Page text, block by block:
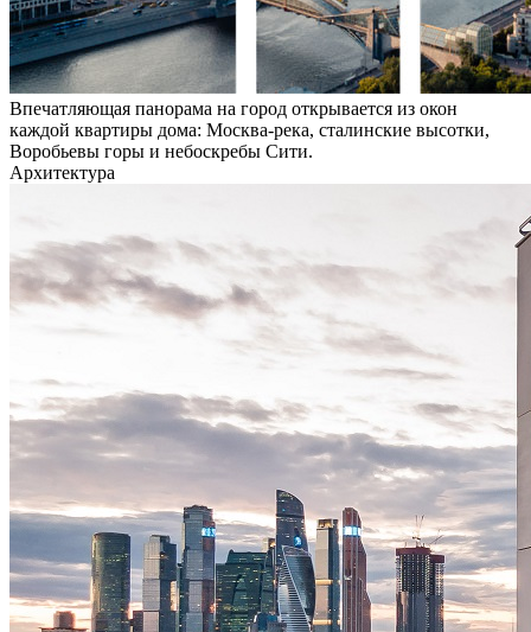
Впечатляющая панорама на город открывается из окон
каждой квартиры дома: Москва-река, сталинские высотки,
Воробьевы горы и небоскребы Сити.
Архитектура